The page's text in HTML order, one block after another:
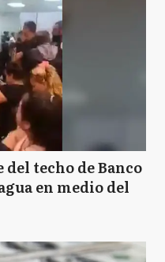
techo de Banco
en medio del